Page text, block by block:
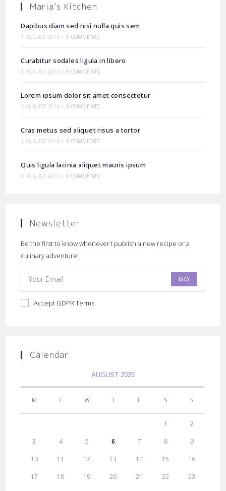
Maria’s Kitchen
Dapibus diam sed nisi nulla quis sem
1 AUGUST 2016 / 0 COMMENTS
Curabitur sodales ligula in libero
1 AUGUST 2016 / 0 COMMENTS
Lorem ipsum dolor sit amet consectetur
1 AUGUST 2016 / 0 COMMENTS
Cras metus sed aliquet risus a tortor
1 AUGUST 2016 / 0 COMMENTS
Quis ligula lacinia aliquet mauris ipsum
1 AUGUST 2016 / 0 COMMENTS
Newsletter
Be the first to know whenever I publish a new recipe or a
culinary adventure!
GO
Accept GDPR Terms
Calendar
AUGUST 2026
M T W T F S S
1 2
3 4 5 6 7 8 9
10 11 12 13 14 15 16
17 18 19 20 21 22 23